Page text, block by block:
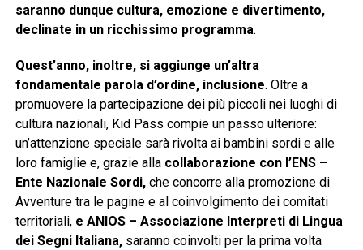
saranno dunque cultura, emozione e divertimento,
declinate in un ricchissimo programma.
Quest’anno, inoltre, si aggiunge un’altra
fondamentale parola d’ordine, inclusione. Oltre a
promuovere la partecipazione dei più piccoli nei luoghi di
cultura nazionali, Kid Pass compie un passo ulteriore:
un’attenzione speciale sarà rivolta ai bambini sordi e alle
loro famiglie e, grazie alla collaborazione con l’ENS –
Ente Nazionale Sordi,che concorre alla promozione di
Avventure tra le pagine e al coinvolgimento dei comitati
territoriali, e ANIOS – Associazione Interpreti di Lingua
dei Segni Italiana,saranno coinvolti per la prima volta